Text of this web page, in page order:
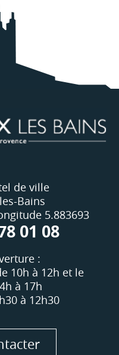
de ville
Bains
5.883693
01 08
:
10h à 12h et le
à 17h
à 12h30